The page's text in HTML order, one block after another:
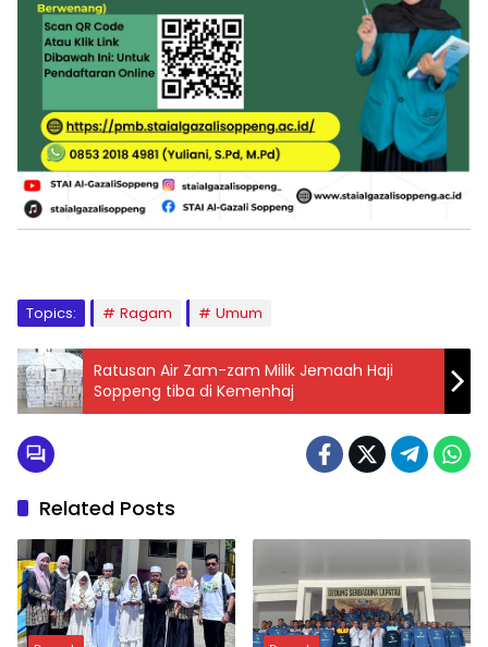
Topics: Ragam Umum
Ratusan Air Zam-zam Milik Jemaah Haji
Soppeng tiba di Kemenhaj
Related Posts